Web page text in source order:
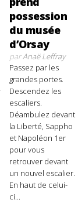
possession
du musée
d’Orsay
parAnaë Leffray
Passez par les
grandes portes.
Descendez les
escaliers.
Déambulez devant
la Liberté, Sappho
et Napoléon 1er
pour vous
retrouver devant
un nouvel escalier.
En haut de celui-
ci...